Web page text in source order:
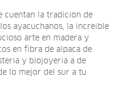
cuentan la tradición de
ayacuchanos, la increíble
arte en madera y
en fibra de alpaca de
y biojoyeria a de
lo mejor del sur a tu